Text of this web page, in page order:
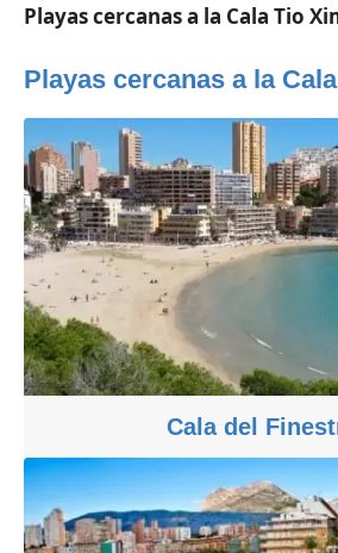
Playas cercanas a la Cala Tio
Playas cercanas a la
Cala del